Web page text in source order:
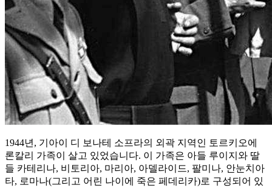
1944년, 기아이 디 보나테 소프라의 외곽 지역인 토르키오에
론칼리 가족이 살고 있었습니다. 이 가족은 아들 루이지와 딸
들 카테리나, 비토리아, 마리아, 아델라이드, 팔미나, 안눈치아
타, 로마나(그리고 어린 나이에 죽은 페데리카)로 구성되어 있